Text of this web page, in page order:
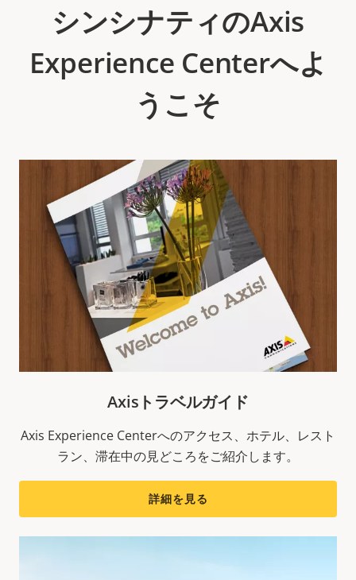
シンシナティのAxis
Experience Centerへよ
うこそ
Axisトラベルガイド
Axis Experience Centerへのアクセス、ホテル、レスト
ラン、滞在中の見どころをご紹介します。
詳細を見る